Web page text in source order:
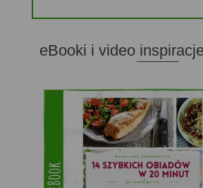
eBooki i video